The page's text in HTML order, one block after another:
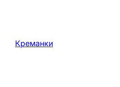
Креманки